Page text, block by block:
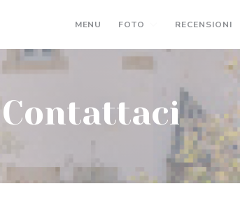
MENU FOTO RECENSIONI
Contattaci